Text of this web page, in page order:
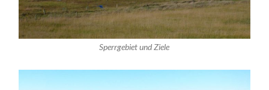
Sperrgebiet und Ziele